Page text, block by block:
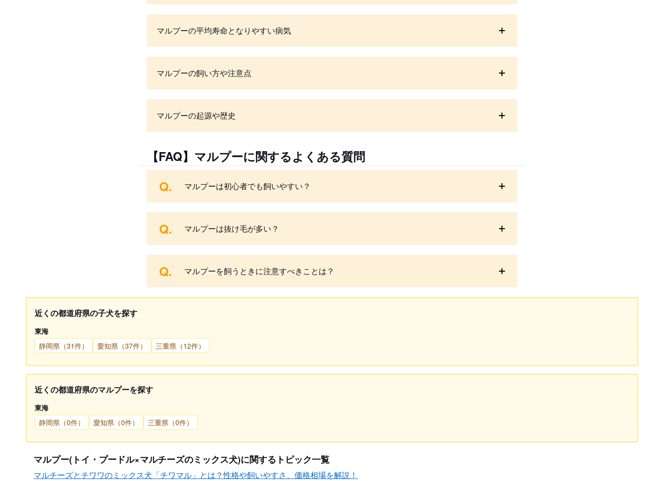
マルプーの平均寿命となりやすい病気
マルプーの飼い方や注意点
マルプーの起源や歴史
【FAQ】マルプーに関するよくある質問
Q. マルプーは初心者でも飼いやすい？
Q. マルプーは抜け毛が多い？
Q. マルプーを飼うときに注意すべきことは？
近くの都道府県の子犬を探す
東海
静岡県（31件）
愛知県（37件） 三重県（12件）
近くの都道府県のマルプーを探す
東海
静岡県（0件）
愛知県（0件） 三重県（0件）
マルプー(トイ・プードル×マルチーズのミックス犬)に関するトピック一覧
マルチーズとチワワのミックス犬「チワマル」とは？性格や飼いやすさ、価格相場を解説！